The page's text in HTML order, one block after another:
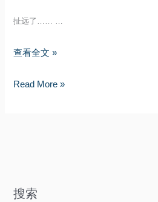
扯远了…… …
我
回
查看全文 »
我
Read More »
搜索